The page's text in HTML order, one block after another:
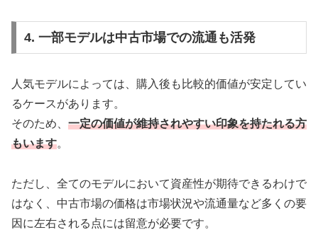
4. 一部モデルは中古市場での流通も活発
人気モデルによっては、購入後も比較的価値が安定してい
るケースがあります。
そのため、 一定の価値が維持されやすい印象を持たれる方
もいます。
ただし、全てのモデルにおいて資産性が期待できるわけで
はなく、中古市場の価格は市場状況や流通量など多くの要
因に左右される点には留意が必要です。